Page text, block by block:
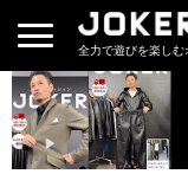
全力で遊びを楽しむ